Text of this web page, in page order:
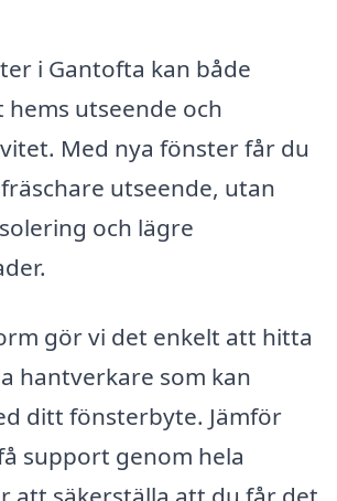
i Gantofta kan både
utseende och
Med nya fönster får du
utseende, utan
och lägre
gör vi det enkelt att hitta
hantverkare som kan
ditt fönsterbyte. Jämför
support genom hela